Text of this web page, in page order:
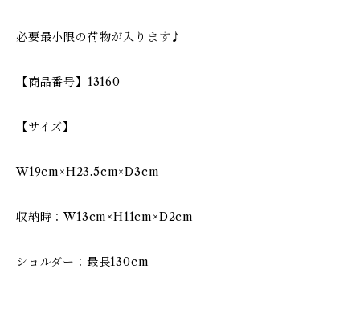
必要最小限の荷物が入ります♪
【商品番号】13160
【サイズ】
W19cm×H23.5cm×D3cm
収納時：W13cm×H11cm×D2cm
ショルダー：最長130cm